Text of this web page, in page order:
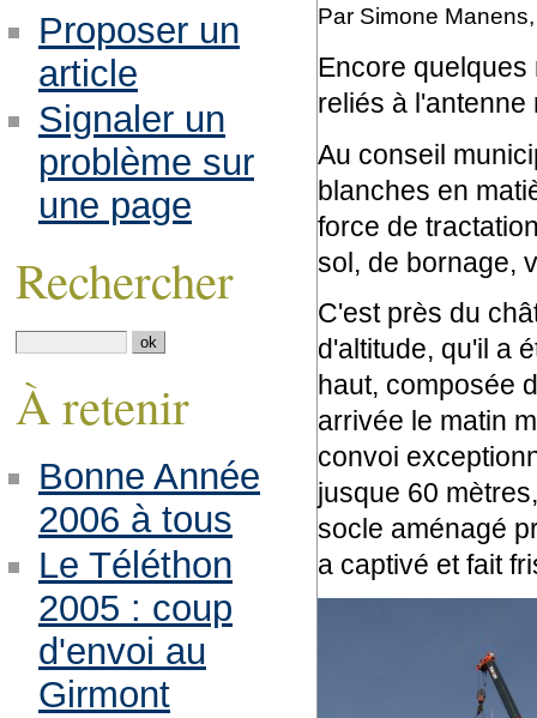
Par Simone
Encore
reliés à l'antenne
Au conseil
blanches en
force de
sol, de bornage,
C'est près du
d'altitude, qu'il a
haut, composée
arrivée le matin
convoi
jusque 60
socle aménagé
a captivé et fait
Proposer un
article
Signaler un
problème sur
une page
Rechercher
À retenir
Bonne Année
2006 à tous
Le Téléthon
2005 : coup
d'envoi au
Girmont